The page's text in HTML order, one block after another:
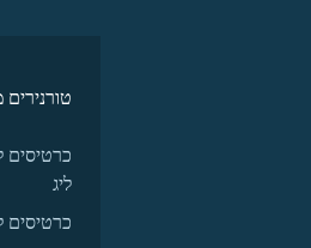
טורנירים
כרטיסים
ליג
כרטיסים